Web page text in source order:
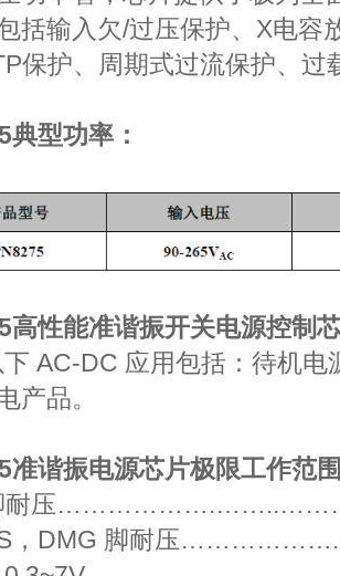
括输入欠/过压保护、X电容
保护、周期式过流保护、过
型功率：
性能准谐振开关电源控
DC 应用包括：待机电
产品。
谐振电源芯片极限工作
耐压
DMG 脚耐压……………….